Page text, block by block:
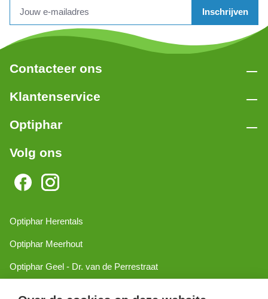
Inschrijven
Contacteer ons
Klantenservice
Optiphar
Volg ons
Optiphar Herentals
Optiphar Meerhout
Optiphar Geel - Dr. van de Perrestraat